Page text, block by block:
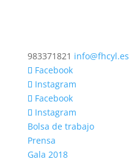
983371821 info@fhcyl.es
Facebook
Instagram
Facebook
Instagram
Bolsa de trabajo
Prensa
Gala 2018